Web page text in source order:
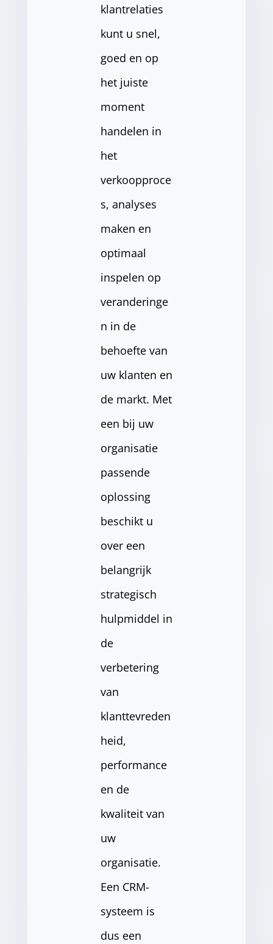
klantrelaties
kunt u snel,
goed en op
het juiste
moment
handelen in
het
verkoopproce
s, analyses
maken en
optimaal
inspelen op
veranderinge
n in de
behoefte van
uw klanten en
de markt. Met
een bij uw
organisatie
passende
oplossing
beschikt u
over een
belangrijk
strategisch
hulpmiddel in
de
verbetering
van
klanttevreden
heid,
performance
en de
kwaliteit van
uw
organisatie.
Een CRM-
systeem is
dus een